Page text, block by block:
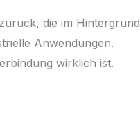
die im Hintergrund
Anwendungen.
wirklich ist.